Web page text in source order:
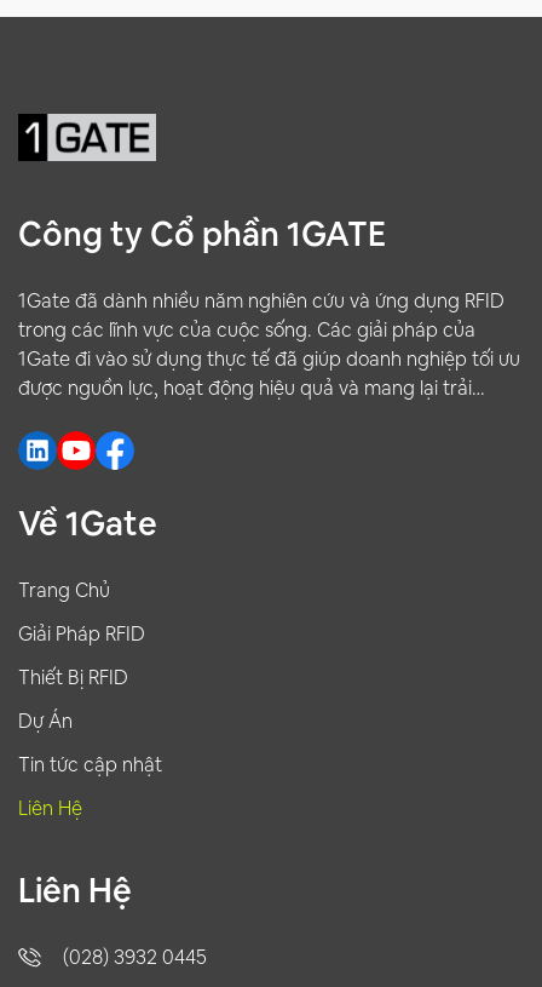
Công ty Cổ phần 1GATE
1Gate đã dành nhiều năm nghiên cứu và ứng dụng RFID
trong các lĩnh vực của cuộc sống. Các giải pháp của
1Gate đi vào sử dụng thực tế đã giúp doanh nghiệp tối ưu
được nguồn lực, hoạt động hiệu quả và mang lại trải
Về 1Gate
Trang Chủ
Giải Pháp RFID
Thiết Bị RFID
Dự Án
Tin tức cập nhật
Liên Hệ
Liên Hệ
(028) 3932 0445